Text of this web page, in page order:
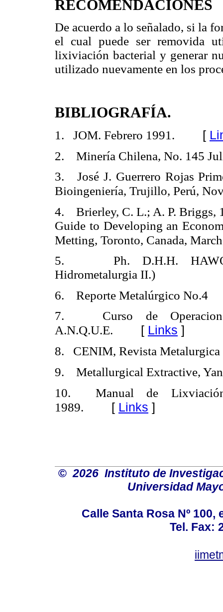
RECOMENDACIONES
De acuerdo a lo señalado, si la
el cual puede ser removida
lixiviación bacterial y generar
utilizado nuevamente en los
BIBLIOGRAFÍA.
1. JOM. Febrero 1991. [
2. Minería Chilena, No. 145
3. José J. Guerrero Rojas
Bioingeniería, Trujillo, Perú,
4. Brierley, C. L.; A. P. Briggs,
Guide to Developing an
Metting, Toronto, Canada,
5. Ph. D.H.H. HAWQ,
Hidrometalurgia II.)
6. Reporte Metalúrgico No.4
7. Curso de
A.N.Q.U.E. [ Links ]
8. CENIM, Revista Metalurgica
9. Metallurgical Extractive,
10. Manual de
1989. [ Links ]
© 2026 Instituto de
Universidad
Calle Santa Rosa Nº
Tel. Fax: